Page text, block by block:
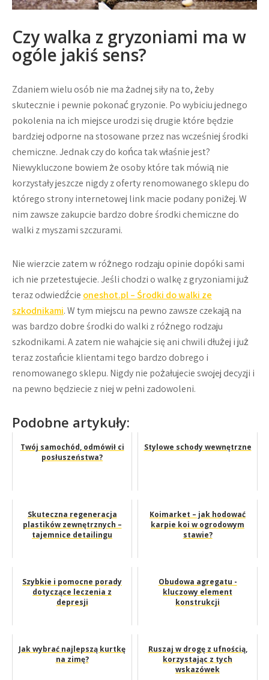
Czy walka z gryzoniami ma w
ogóle jakiś sens?
Zdaniem wielu osób nie ma żadnej siły na to, żeby
skutecznie i pewnie pokonać gryzonie. Po wybiciu jednego
pokolenia na ich miejsce urodzi się drugie które będzie
bardziej odporne na stosowane przez nas wcześniej środki
chemiczne. Jednak czy do końca tak właśnie jest?
Niewykluczone bowiem że osoby które tak mówią nie
korzystały jeszcze nigdy z oferty renomowanego sklepu do
którego strony internetowej link macie podany poniżej. W
nim zawsze zakupcie bardzo dobre środki chemiczne do
walki z myszami szczurami.
Nie wierzcie zatem w różnego rodzaju opinie dopóki sami
ich nie przetestujecie. Jeśli chodzi o walkę z gryzoniami już
teraz odwiedźcie oneshot.pl – Środki do walki ze
szkodnikami. W tym miejscu na pewno zawsze czekają na
was bardzo dobre środki do walki z różnego rodzaju
szkodnikami. A zatem nie wahajcie się ani chwili dłużej i już
teraz zostańcie klientami tego bardzo dobrego i
renomowanego sklepu. Nigdy nie pożałujecie swojej decyzji i
na pewno będziecie z niej w pełni zadowoleni.
Podobne artykuły:
Twój samochód, odmówił ci
posłuszeństwa?
Stylowe schody wewnętrzne
Skuteczna regeneracja
plastików zewnętrznych –
tajemnice detailingu
Koimarket – jak hodować
karpie koi w ogrodowym
stawie?
Szybkie i pomocne porady
dotyczące leczenia z
depresji
Obudowa agregatu -
kluczowy element
konstrukcji
Jak wybrać najlepszą kurtkę
na zimę?
Ruszaj w drogę z ufnością,
korzystając z tych
wskazówek